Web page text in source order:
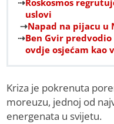
Roskosmos
uslovi
Napad na pijacu u
Ben Gvir predvodio
ovdje osjećam kao
Kriza je pokrenuta
moreuzu, jednoj od
energenata u svijetu.